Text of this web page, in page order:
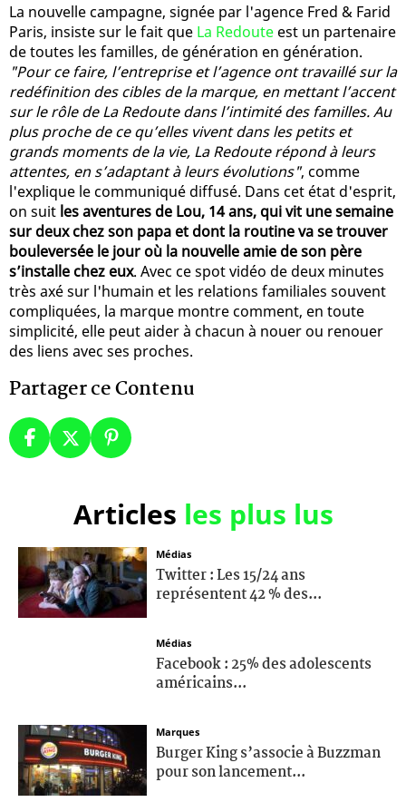
La nouvelle campagne, signée par l'agence Fred & Farid
Paris, insiste sur le fait que La Redoute est un partenaire
de toutes les familles, de génération en génération.
"Pour ce faire, l’entreprise et l’agence ont travaillé sur la
redéfinition des cibles de la marque, en mettant l’accent
sur le rôle de La Redoute dans l’intimité des familles. Au
plus proche de ce qu’elles vivent dans les petits et
grands moments de la vie, La Redoute répond à leurs
attentes, en s’adaptant à leurs évolutions", comme
l'explique le communiqué diffusé. Dans cet état d'esprit,
on suit les aventures de Lou, 14 ans, qui vit une semaine
sur deux chez son papa et dont la routine va se trouver
bouleversée le jour où la nouvelle amie de son père
s’installe chez eux. Avec ce spot vidéo de deux minutes
très axé sur l'humain et les relations familiales souvent
compliquées, la marque montre comment, en toute
simplicité, elle peut aider à chacun à nouer ou renouer
des liens avec ses proches.
Partager ce Contenu
Articles les plus lus
Médias
Twitter : Les 15/24 ans
représentent 42 % des...
Médias
Facebook : 25% des adolescents
américains...
Marques
Burger King s’associe à Buzzman
pour son lancement...